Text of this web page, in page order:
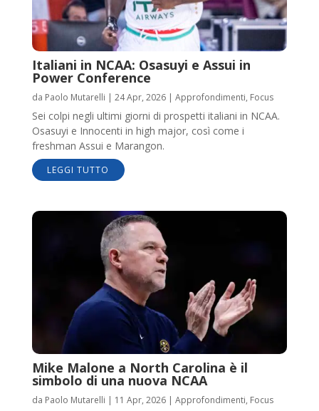
Italiani in NCAA: Osasuyi e Assui in
Power Conference
da Paolo Mutarelli | 24 Apr, 2026| Approfondimenti, Focus
Sei colpi negli ultimi giorni di prospetti italiani in NCAA.
Osasuyi e Innocenti in high major, così come i
freshman Assui e Marangon.
LEGGI TUTTO
Mike Malone a North Carolina è il
simbolo di una nuova NCAA
da Paolo Mutarelli | 11 Apr, 2026| Approfondimenti, Focus